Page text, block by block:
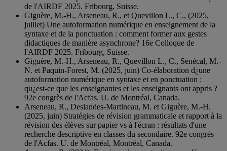
de l'AIRDF 2025. Fribourg, Suisse.
Giguère, M.-H., Arseneau, R., et Quevillon L., C., (2025,
juillet) Une autoformation numérique en enseignement de la
syntaxe et de la ponctuation : comment former aux gestes
didactiques de manière asynchrone? 16e Colloque de
l'AIRDF 2025. Fribourg, Suisse.
Giguère, M.-H., Arseneau, R., Quevillon L., C., Senécal, M.-
N. et Paquin-Forest, M. (2025, juin) Co-élaboration d¿une
autoformation numérique en syntaxe et en ponctuation :
qu¿est-ce que les enseignantes et les enseignants ont appris ?
92e congrès de l'Acfas. U. de Montréal, Canada.
Arseneau, R., Deslandes-Martineau, M. et Giguère, M.-H.
(2025, juin) Stratégies de révision grammaticale et rapport à la
révision des élèves sur papier vs à l'écran : résultats d'une
recherche descriptive en classes du secondaire. 92e congrès
de l'Acfas. U. de Montréal, Montréal, Canada.